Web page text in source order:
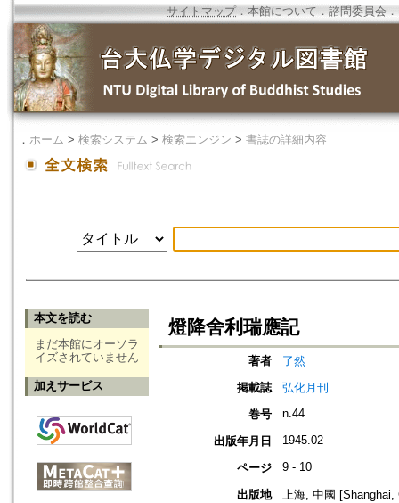
サイトマップ．本館について ． 諮問委員会 ．
． ホーム > 検索システム > 検索エンジン > 書誌の詳細内容
本文を読む
まだ本館にオーソラ
イズされていません
加えサービス
燈降舍利瑞應記
著者
了然
掲載誌
弘化月刊
巻号
n.44
出版年月日 1945.02
ページ 9 - 10
出版地
上海, 中國 [Shanghai,